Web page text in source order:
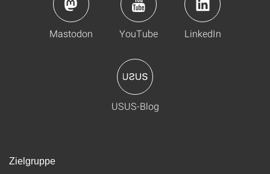
Mastodon YouTube LinkedIn
USUS-Blog
Zielgruppe